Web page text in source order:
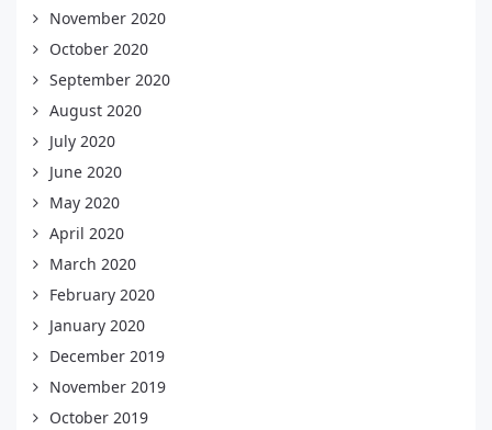
November 2020
October 2020
September 2020
August 2020
July 2020
June 2020
May 2020
April 2020
March 2020
February 2020
January 2020
December 2019
November 2019
October 2019